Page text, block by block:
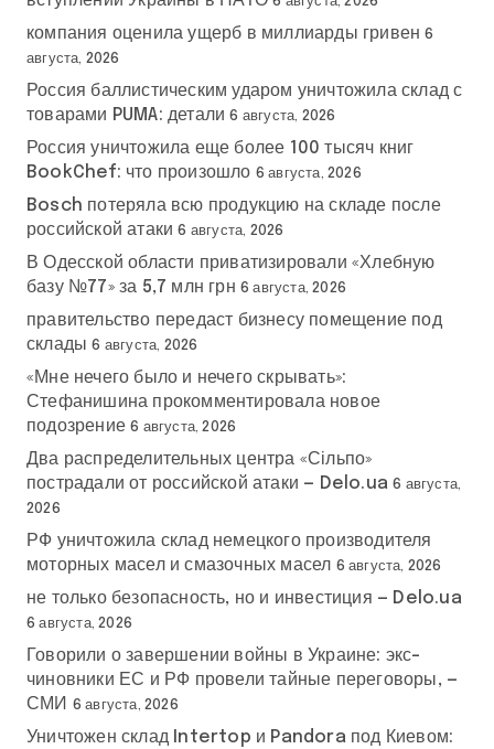
компания оценила ущерб в миллиарды гривен 6
августа, 2026
Россия баллистическим ударом уничтожила склад с
товарами PUMA: детали 6 августа, 2026
Россия уничтожила еще более 100 тысяч книг
BookChef: что произошло 6 августа, 2026
Bosch потеряла всю продукцию на складе после
российской атаки 6 августа, 2026
В Одесской области приватизировали «Хлебную
базу №77» за 5,7 млн грн 6 августа, 2026
правительство передаст бизнесу помещение под
склады 6 августа, 2026
«Мне нечего было и нечего скрывать»:
Стефанишина прокомментировала новое
подозрение 6 августа, 2026
Два распределительных центра «Сільпо»
пострадали от российской атаки — Delo.ua 6 августа,
2026
РФ уничтожила склад немецкого производителя
моторных масел и смазочных масел 6 августа, 2026
не только безопасность, но и инвестиция — Delo.ua
6 августа, 2026
Говорили о завершении войны в Украине: экс-
чиновники ЕС и РФ провели тайные переговоры, —
СМИ
6 августа, 2026
Уничтожен склад Intertop и Pandora под Киевом: